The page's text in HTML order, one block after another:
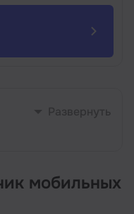
мобильных